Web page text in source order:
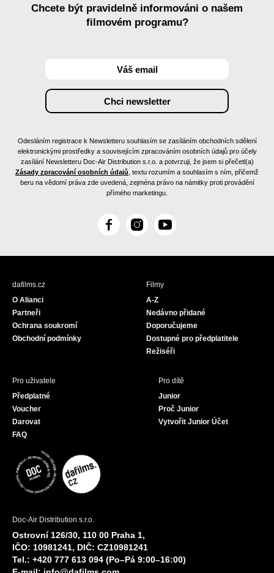
Chcete být pravidelně informováni o našem
filmovém programu?
Odesláním registrace k Newsletteru souhlasím se zasíláním obchodních sdělení
elektronickými prostředky a souvisejícím zpracováním osobních údajů pro účely
zasílání Newsletteru Doc-Air Distribution s.r.o. a potvrzuji, že jsem si přečetl(a)
Zásady zpracování osobních údajů , textu rozumím a souhlasím s ním, přičemž
beru na vědomí práva zde uvedená, zejména právo na námitky proti provádění
přímého marketingu.
F
c
I
s
Y
u
dafilms.cz
O Alianci
Partneři
Ochrana soukromí
Obchodní podmínky
Filmy
A-Z
Nedávno přidané
Doporučujeme
Dostupné pro předplatitele
Režiséři
Pro uživatele
Předplatné
Voucher
Darovat
FAQ
Pro dítě
Junior
Proč Junior
Vytvořit Junior Účet
Doc-Air Distribution s.r.o.
Ostrovní 126/30, 110 00 Praha 1,
IČO: 10981241, DIČ: CZ10981241
Tel.: +420 777 613 094 (Po–Pá 9:00–16:00)